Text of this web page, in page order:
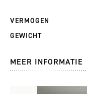
VERMOGEN
GEWICHT
MEER INFORMATIE